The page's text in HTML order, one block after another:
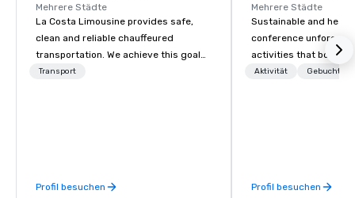
Mehrere Städte
La Costa Limousine provides safe,
clean and reliable chauffeured
transportation. We achieve this goal
with highly trained chauffeurs, the
late model luxury vehicles to the
Transport
Profil besuchen
Mehrere Städte
Sustainable and
conference
activities that boost
lower carbon
Aktivität Gebuchte
Profil besuchen